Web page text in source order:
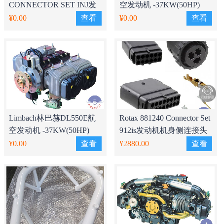
CONNECTOR SET INJ发
动机喷油嘴连接头套装
¥0.00 查看
空发动机 -37KW(50HP)
¥0.00
查看
Limbach林巴赫DL550E航
空发动机 -37KW(50HP)
¥0.00
查看
Rotax 881240 Connector Set
912is发动机机身侧连接头
套装
¥2880.00 查看